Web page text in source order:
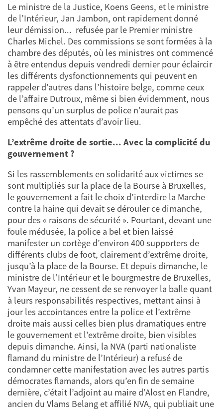
Le ministre de la Justice, Koens Geens, et le ministre
de l’Intérieur, Jan Jambon, ont rapidement donné
leur démission... refusée par le Premier ministre
Charles Michel. Des commissions se sont formées à la
chambre des députés, où les ministres ont commencé
à être entendus depuis vendredi dernier pour éclaircir
les différents dysfonctionnements qui peuvent en
rappeler d’autres dans l’histoire belge, comme ceux
de l’affaire Dutroux, même si bien évidemment, nous
pensons qu’un surplus de police n’aurait pas
empêché des attentats d’avoir lieu.
L’extrême droite de sortie... Avec la complicité du
gouvernement ?
Si les rassemblements en solidarité aux victimes se
sont multipliés sur la place de la Bourse à Bruxelles,
le gouvernement a fait le choix d’interdire la Marche
contre la haine qui devait se dérouler ce dimanche,
pour des « raisons de sécurité ». Pourtant, devant une
foule médusée, la police a bel et bien laissé
manifester un cortège d’environ 400 supporters de
différents clubs de foot, clairement d’extrême droite,
jusqu’à la place de la Bourse. Et depuis dimanche, le
ministre de l’Intérieur et le bourgmestre de Bruxelles,
Yvan Mayeur, ne cessent de se renvoyer la balle quant
à leurs responsabilités respectives, mettant ainsi à
jour les accointances entre la police et l’extrême
droite mais aussi celles bien plus dramatiques entre
le gouvernement et l’extrême droite, bien visibles
depuis dimanche. Ainsi, la NVA (parti nationaliste
flamand du ministre de l’Intérieur) a refusé de
condamner cette manifestation avec les autres partis
démocrates flamands, alors qu’en fin de semaine
dernière, c’était l’adjoint au maire d’Alost en Flandre,
ancien du Vlams Belang et affilié NVA, qui publiait une